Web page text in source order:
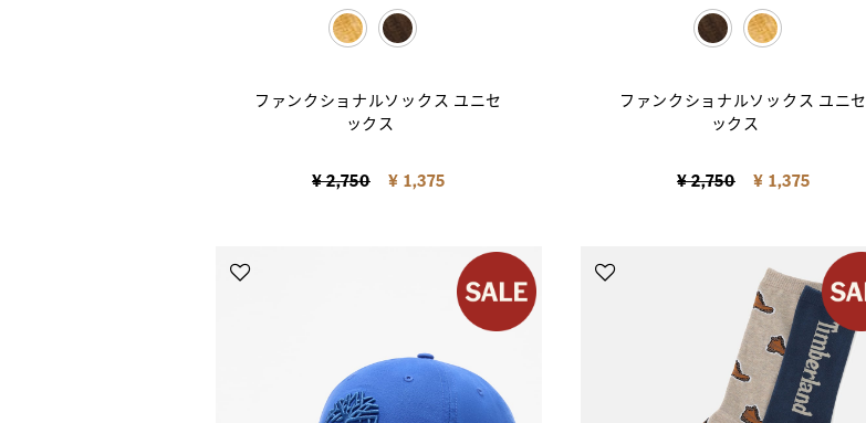
selected
ファンクショナルソックス ユニセ
ックス
Price reduced from
¥ 2,750to ¥ 1,375
selected
ファンクショナルソックス ユニセ
ックス
Price reduced from
¥ 2,750to ¥ 1,375